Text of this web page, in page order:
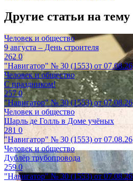
Другие статьи на тему
Человек и общество
9 августа – День строителя
2620
"Навигатор" № 30 (1553) от 07.08.26
Человек и общество
С праздником!
2570
"Навигатор" № 30 (1553) от 07.08.26
Человек и общество
Шарль де Голль в Доме учёных
281 0
"Навигатор" № 30 (1553) от 07.08.26
Человек и общество
Дублёр трубопровода
2590
"Навигатор" № 30 (1553) от 07.08.26